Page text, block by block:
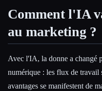
Comment l'IA
au marketing ?
Avec l'IA, la donne a changé
numérique : les flux de travail
avantages se manifestent de